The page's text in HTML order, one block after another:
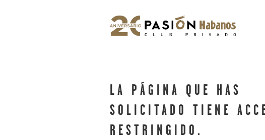
LA PÁGINA QUE HAS
SOLICITADO TIENE
RESTRINGIDO.